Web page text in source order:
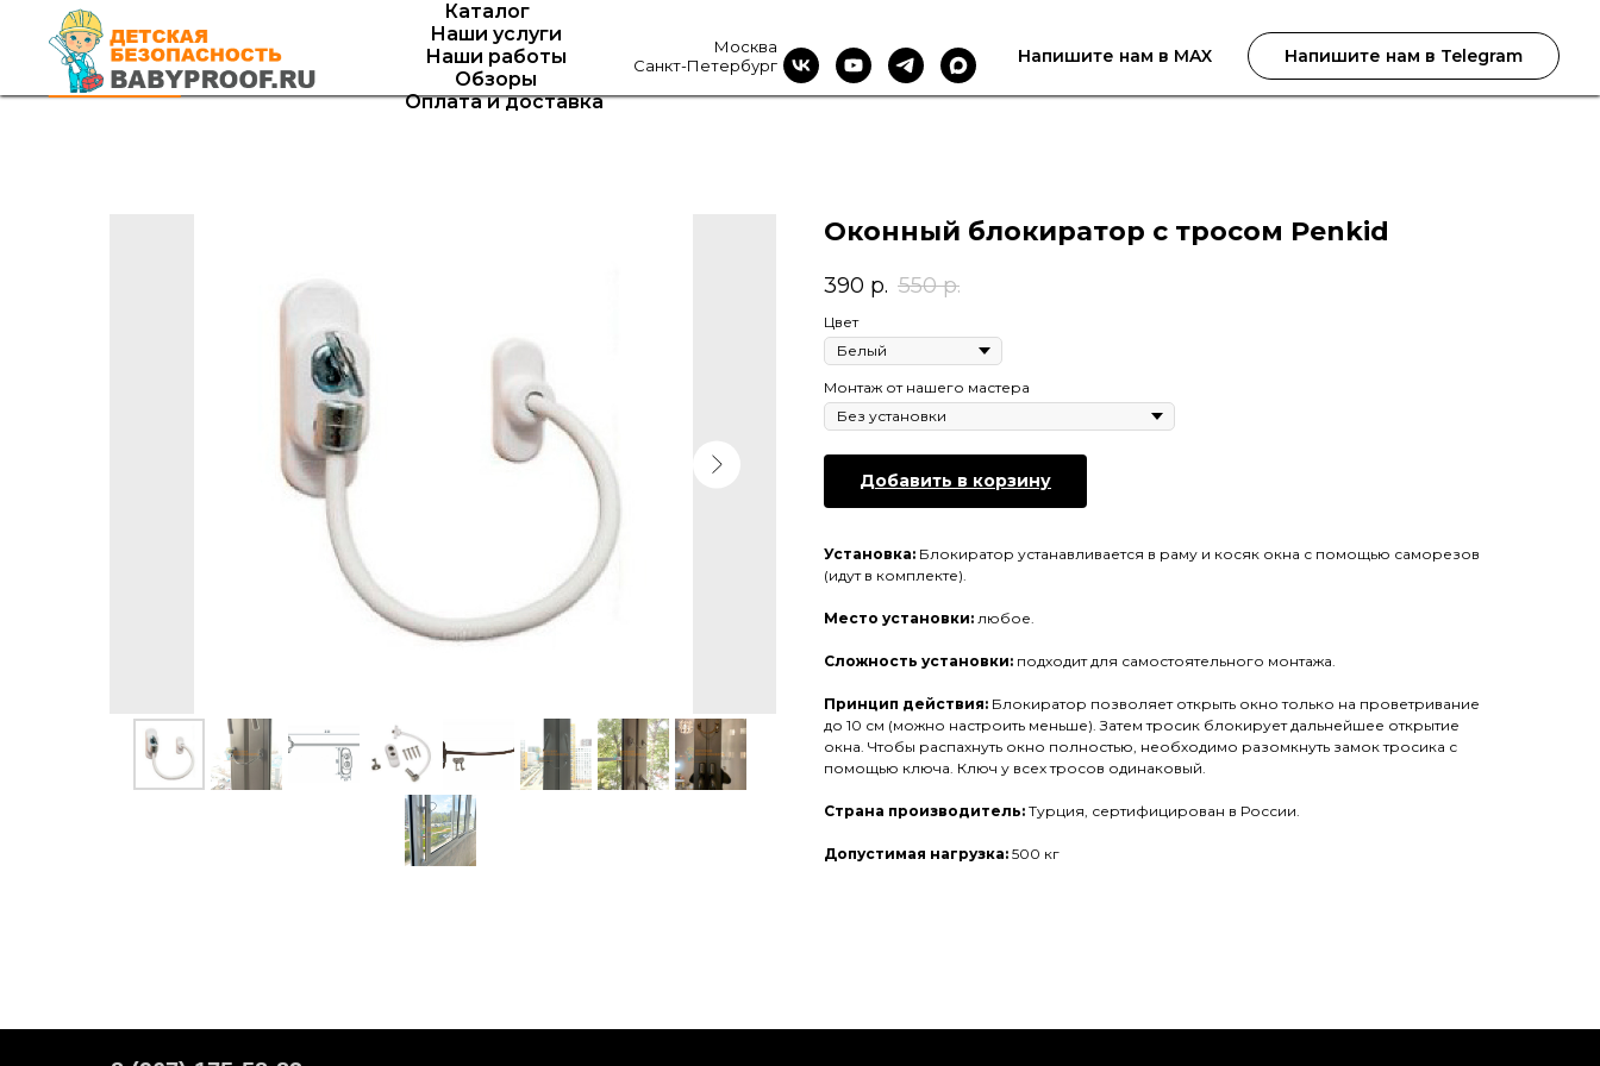
Каталог
Наши услуги
Наши работы
Обзоры
Оплата и доставка
Москва
Санкт-Петербург
Напишите нам в MAX Напишите нам в Telegram
Оконный блокиратор с тросом Penkid
390 р. 550 р.
Цвет
Монтаж от нашего мастера
Добавить в корзину
Установка: Блокиратор устанавливается в раму и косяк окна с помощью саморезов
(идут в комплекте).
Место установки: любое.
Сложность установки: подходит для самостоятельного монтажа.
Принцип действия: Блокиратор позволяет открыть окно только на проветривание
до 10 см (можно настроить меньше). Затем тросик блокирует дальнейшее открытие
окна. Чтобы распахнуть окно полностью, необходимо разомкнуть замок тросика с
помощью ключа. Ключ у всех тросов одинаковый.
Страна производитель: Турция, сертифицирован в России.
Допустимая нагрузка: 500 кг